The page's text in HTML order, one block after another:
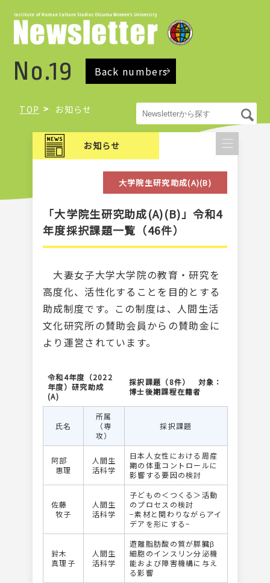
No.19 Back numbers
TOP お知らせ
お知らせ
大学院生研究助成(A)(B)
「大学院生研究助成(A)(B)」令和4
年度採択課題一覧（46件）
大妻女子大学大学院の教育・研究を
高度化、活性化することを目的とする
助成制度です。この制度は、人間生活
文化研究所の賛助会員からの賛助金に
より運営されています。
令和4年度（2022
年度）研究助成
(A)
採択課題（8件） 対象：
博士後期課程在籍者
氏名
所属
（専
攻）
採択課題
阿部
惠理
人間生
活科学
日本人女性における周産
期の体重コントロールに
影響する要因の検討
佐藤
牧子
人間生
活科学
子どもの＜つくる＞活動
のプロセスの検討
−素材と関わりながらアイ
デアを形にする−
鈴木
真理子
人間生
活科学
遊離脂肪酸の質が膵臓β
細胞のインスリン分泌機
能および障害機構に与え
る影響